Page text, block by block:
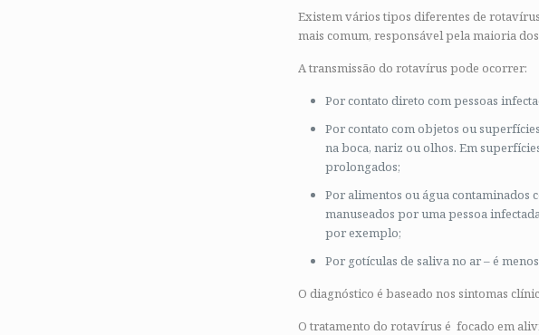
Existem vários tipos diferentes de
mais comum, responsável pela maioria
A transmissão do rotavírus pode ocorrer:
Por contato direto com pessoas
Por contato com objetos ou
na boca, nariz ou olhos. Em
prolongados;
Por alimentos ou água contaminados
manuseados por uma pessoa
por exemplo;
Por gotículas de saliva no ar – é
O diagnóstico é baseado nos sintomas
O tratamento do rotavírus é focado em